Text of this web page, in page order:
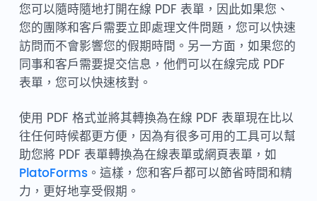
您可以隨時隨地打開在線 PDF 表單，因此如果您、
您的團隊和客戶需要立即處理文件問題，您可以快速
訪問而不會影響您的假期時間。另一方面，如果您的
同事和客戶需要提交信息，他們可以在線完成 PDF
表單，您可以快速核對。
使用 PDF 格式並將其轉換為在線 PDF 表單現在比以
往任何時候都更方便，因為有很多可用的工具可以幫
助您將 PDF 表單轉換為在線表單或網頁表單，如
PlatoForms。這樣，您和客戶都可以節省時間和精
力，更好地享受假期。